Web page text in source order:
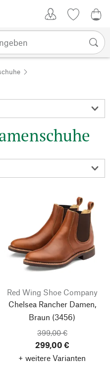
Red Wing Shoe Company
Chelsea Rancher Damen,
Braun (3456)
399,00 €
299,00 €
+ weitere Varianten